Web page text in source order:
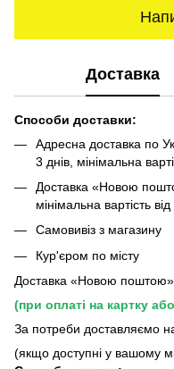
Доставка
Способи доставки:
Адресна доставка по
3 днів, мінімальна
Доставка «Новою
мінімальна вартість
Самовивіз з магазину
Кур'єром по місту
Доставка «Новою поштою»
(при оплаті на картку
За потреби доставляємо
(якщо доступні у вашому